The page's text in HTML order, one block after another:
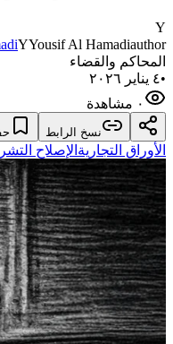
Y
YYousif Al Hamadiauthor
المحاكم والقضاء
•٤ يناير ٢٠٢٦
٠ مشاهدة
نسخ الرابط
الأوراق التجارية الإصلاح